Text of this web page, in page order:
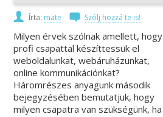
Írta: mate Szólj hozzá te is!
Milyen érvek szólnak amellett, hogy
profi csapattal készíttessük el
weboldalunkat, webáruházunkat,
online kommunikációnkat?
Háromrészes anyagunk második
bejegyzésében bemutatjuk, hogy
milyen csapatra van szükségünk, ha